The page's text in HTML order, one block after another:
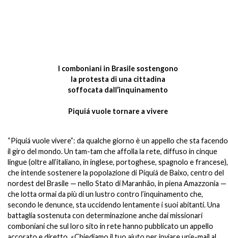
I comboniani in Brasile sostengono
la protesta di una cittadina
soffocata dall’inquinamento
Piquiá vuole tornare a vivere
“Piquiá vuole vivere”: da qualche giorno è un appello che sta facendo
il giro del mondo. Un tam-tam che affolla la rete, diffuso in cinque
lingue (oltre all’italiano, in inglese, portoghese, spagnolo e francese),
che intende sostenere la popolazione di Piquiá de Baixo, centro del
nordest del Brasile — nello Stato di Maranhão, in piena Amazzonia —
che lotta ormai da più di un lustro contro l’inquinamento che,
secondo le denunce, sta uccidendo lentamente i suoi abitanti. Una
battaglia sostenuta con determinazione anche dai missionari
comboniani che sul loro sito in rete hanno pubblicato un appello